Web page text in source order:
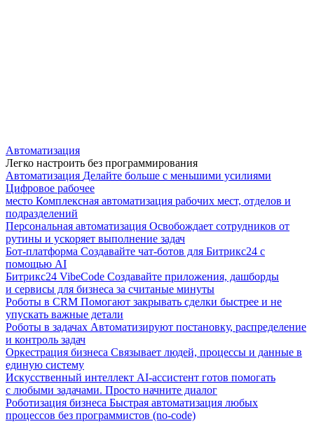
Автоматизация
Легко настроить без программирования
Автоматизация Делайте больше с меньшими усилиями
Цифровое рабочее
место Комплексная автоматизация рабочих мест, отделов и
подразделений
Персональная автоматизация Освобождает сотрудников от
рутины и ускоряет выполнение задач
Бот-платформа Создавайте чат-ботов для Битрикс24 с
помощью AI
Битрикс24 VibeCode Создавайте приложения, дашборды
и сервисы для бизнеса за считаные минуты
Роботы в CRM Помогают закрывать сделки быстрее и не
упускать важные детали
Роботы в задачах Автоматизируют постановку, распределение
и контроль задач
Оркестрация бизнеса Связывает людей, процессы и данные в
единую систему
Искусственный интеллект AI-ассистент готов помогать
с любыми задачами. Просто начните диалог
Роботизация бизнеса Быстрая автоматизация любых
процессов без программистов (no-code)